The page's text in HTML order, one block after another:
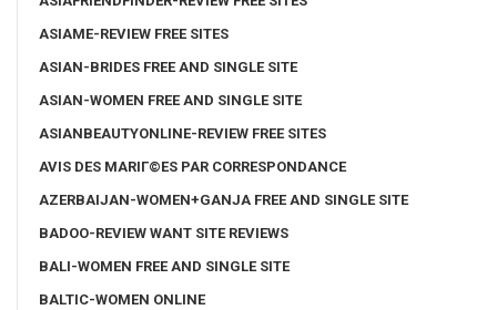
ASIAME-REVIEW FREE SITES
ASIAN-BRIDES FREE AND SINGLE SITE
ASIAN-WOMEN FREE AND SINGLE SITE
ASIANBEAUTYONLINE-REVIEW FREE SITES
AVIS DES MARIГ©ES PAR CORRESPONDANCE
AZERBAIJAN-WOMEN+GANJA FREE AND SINGLE SITE
BADOO-REVIEW WANT SITE REVIEWS
BALI-WOMEN FREE AND SINGLE SITE
BALTIC-WOMEN ONLINE